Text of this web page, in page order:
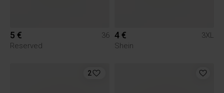
5 €
36
Reserved
4 €
3XL
Shein
2